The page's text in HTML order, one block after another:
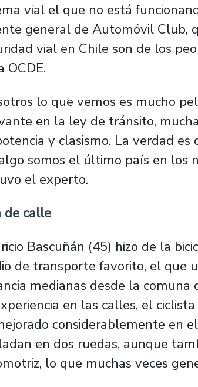
vial el que no está
general de Automóvil Club,
vial en Chile son de los
OCDE.
lo que vemos es mucho
en la ley de tránsito,
y clasismo. La verdad
somos el último país en los
el experto.
de calle
Bascuñán (45) hizo de la
de transporte favorito, el que
medianas desde la
en las calles, el
considerablemente en
en dos ruedas, aunque
lo que muchas veces